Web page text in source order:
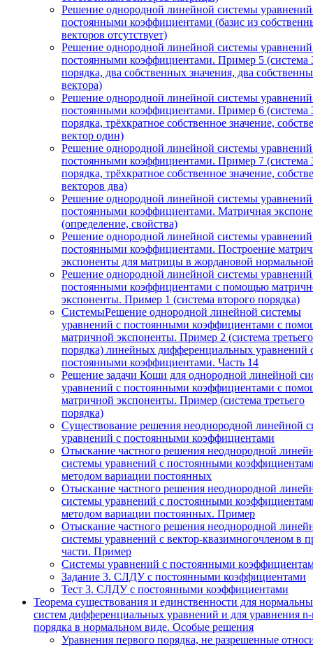
Решение однородной линейной системы
постоянными коэффициентами (базис из
векторов отсутствует)
Решение однородной линейной системы
постоянными коэффициентами. Пример 5 (система
порядка, два собственных значения, два
вектора)
Решение однородной линейной системы
постоянными коэффициентами. Пример 6 (система
порядка, трёхкратное собственное значение,
вектор один)
Решение однородной линейной системы
постоянными коэффициентами. Пример 7 (система
порядка, трёхкратное собственное значение,
векторов два)
Решение однородной линейной системы
постоянными коэффициентами. Матричная
(определение, свойства)
Решение однородной линейной системы
постоянными коэффициентами. Построение
экспоненты для матрицы в жордановой
Решение однородной линейной системы
постоянными коэффициентами с помощью
экспоненты. Пример 1 (система второго порядка)
СистемыРешение однородной линейной системы
уравнений с постоянными коэффициентами с
матричной экспоненты. Пример 2 (система третьего
порядка) линейных дифференциальных уравнений
постоянными коэффициентами. Часть 14
Решение задачи Коши для однородной линейной
уравнений с постоянными коэффициентами с
матричной экспоненты. Пример (система третьего
порядка)
Существование решения неоднородной линейной
уравнений с постоянными коэффициентами
Отыскание частного решения неоднородной
системы уравнений с постоянными
методом вариации постоянных
Отыскание частного решения неоднородной
системы уравнений с постоянными
методом вариации постоянных. Пример
Отыскание частного решения неоднородной
системы уравнений с вектор-квазимногочленом в
части. Пример
Системы уравнений с постоянными
Задание 3. СЛДУ с постоянными коэффициентами
Тест 3. СЛДУ с постоянными коэффициентами
Теорема существования и единственности для
систем дифференциальных уравнений и для уравнения n-
порядка в нормальном виде. Особые решения
Уравнения первого порядка, не разрешенные